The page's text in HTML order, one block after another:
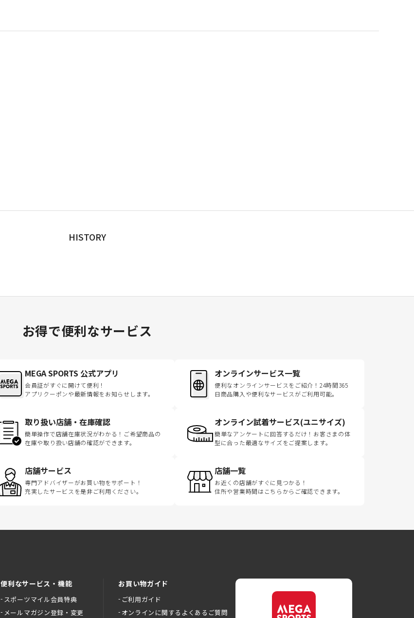
HISTORY
お得で便利なサービス
MEGA SPORTS 公式アプリ
会員証がすぐに開けて便利！
アプリクーポンや最新情報をお知らせします。
オンラインサービス一覧
便利なオンラインサービスをご紹介！24時間365
日商品購入や便利なサービスがご利用可能。
取り扱い店舗・在庫確認
簡単操作で店舗在庫状況がわかる！ご希望商品の
在庫や取り扱い店舗の確認ができます。
オンライン試着サービス(ユニサイズ)
簡単なアンケートに回答するだけ！お客さまの体
型に合った最適なサイズをご提案します。
店舗サービス
専門アドバイザーがお買い物をサポート！
充実したサービスを是非ご利用ください。
店舗一覧
お近くの店舗がすぐに見つかる！
住所や営業時間はこちらからご確認できます。
便利なサービス・機能
スポーツマイル会員特典
メールマガジン登録・変更
お買い物ガイド
ご利用ガイド
オンラインに関するよくあるご質問